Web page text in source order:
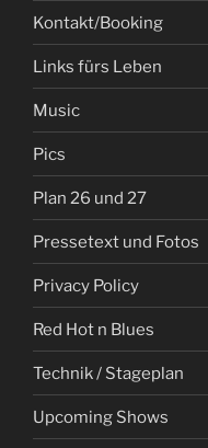
Kontakt/Booking
Links fürs Leben
Music
Pics
Plan 26 und 27
Pressetext und Fotos
Privacy Policy
Red Hot n Blues
Technik / Stageplan
Upcoming Shows